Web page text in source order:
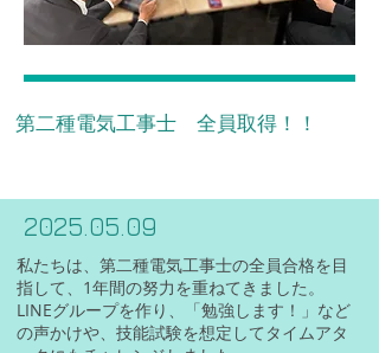
​第二種電気工事士 全員取得！！
2025.05.09
私たちは、第二種電気工事士の全員合格を目
指して、1年間の努力を重ねてきました。
LINEグループを作り、「勉強します！」など
の声かけや、技能試験を想定してタイムアタ